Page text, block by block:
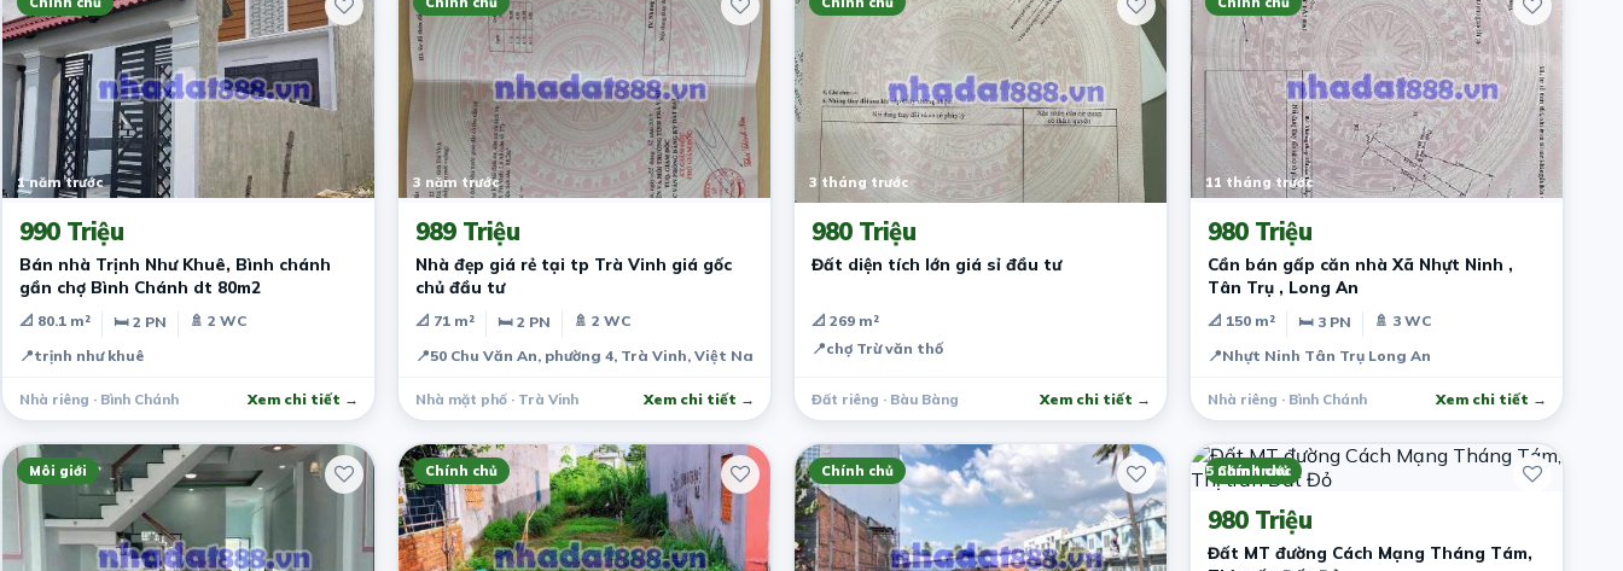
1 năm trước
990 Triệu
Bán nhà Trịnh Như Khuê, Bình chánh
gần chợ Bình Chánh dt 80m2
📐 80.1 m² 🛏 2 PN
🚿 2 WC
📍trịnh như khuê
Nhà riêng · Bình Chánh Xem chi tiết →
3 năm trước
989 Triệu
Nhà đẹp giá rẻ tại tp Trà Vinh giá gốc
chủ đầu tư
📐 71 m² 🛏 2 PN
🚿 2 WC
📍50 Chu Văn An, phường 4, Trà Vinh, Việt Nam
Nhà mặt phố · Trà Vinh Xem chi tiết →
3 tháng trước
980 Triệu
Đất diện tích lớn giá sỉ đầu tư
📐 269 m²
📍chợ Trừ văn thố
Đất riêng · Bàu Bàng Xem chi tiết →
11 tháng trước
980 Triệu
Cần bán gấp căn nhà Xã Nhựt Ninh ,
Tân Trụ , Long An
📐 150 m² 🛏 3 PN
🚿 3 WC
📍Nhựt Ninh Tân Trụ Long An
Nhà riêng · Bình Chánh Xem chi tiết →
Môi giới Chính chủ Chính chủ Chính chủ
5 năm trước
980 Triệu
Đất MT đường Cách Mạng Tháng Tám,